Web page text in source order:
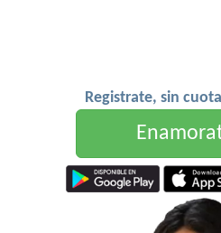
Registrate, sin